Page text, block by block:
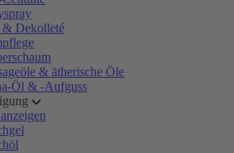
& Dekolleté
& ätherische Öle
Öl & -Aufguss